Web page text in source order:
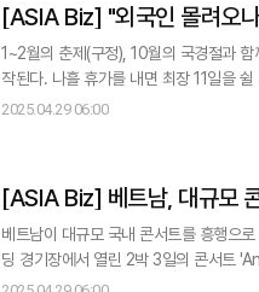
[ASIA Biz] "외국인
1~2월의 춘제(구정), 10월의 국경절과
작된다. 나흘 휴가를 내면 최장 11일을
발 관세전쟁으로 경기 하방 압력에 맞닥뜨린 중국 경제에
2025.04.29 06:00
[ASIA Biz] 베트남,
베트남이 대규모 국내 콘서트를 흥행으
딩 경기장에서 열린 2박 3일의 콘서트
내 모든 콘서트 기록을 경신했다. 블랙핑크의 하노이 공연을 포함, 그동안의 모든 공연을 넘어서는 성과를 거둔 이 콘서트는